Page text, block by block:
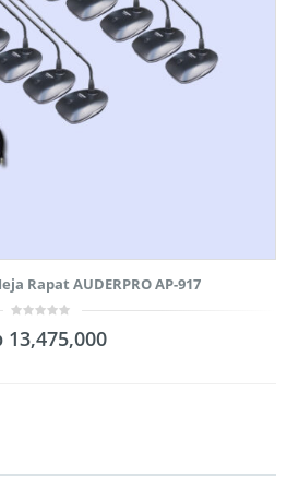
Rapat AUDERPRO AP-917
out
13,475,000